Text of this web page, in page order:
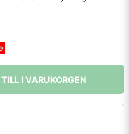
I VARUKORGEN